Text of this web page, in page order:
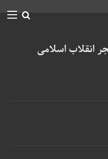
انقلاب اسلامی